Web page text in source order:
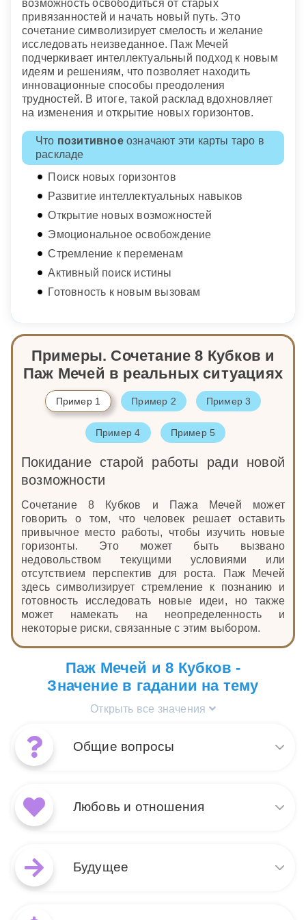
возможность освободиться от старых
привязанностей и начать новый путь. Это
сочетание символизирует смелость и желание
исследовать неизведанное. Паж Мечей
подчеркивает интеллектуальный подход к новым
идеям и решениям, что позволяет находить
инновационные способы преодоления
трудностей. В итоге, такой расклад вдохновляет
на изменения и открытие новых горизонтов.
Что позитивноеозначают эти карты таро в
раскладе
Поиск новых горизонтов
Развитие интеллектуальных навыков
Открытие новых возможностей
Эмоциональное освобождение
Стремление к переменам
Активный поиск истины
Готовность к новым вызовам
Примеры. Сочетание 8 Кубков и
Паж Мечей в реальных ситуациях
Пример 1 Пример 2 Пример 3
Пример 4 Пример 5
Покидание старой работы ради новой
возможности
Сочетание 8 Кубков и Пажа Мечей может
говорить о том, что человек решает оставить
привычное место работы, чтобы изучить новые
горизонты. Это может быть вызвано
недовольством текущими условиями или
отсутствием перспектив для роста. Паж Мечей
здесь символизирует стремление к познанию и
готовность исследовать новые идеи, но также
может намекать на неопределенность и
некоторые риски, связанные с этим выбором.
Паж Мечей и 8 Кубков -
Значение в гадании на тему
Открыть все значения
Общие вопросы
Паж Мечей в общем раскладе
что-то позади ради нового
Любовь и отношения
Будущее